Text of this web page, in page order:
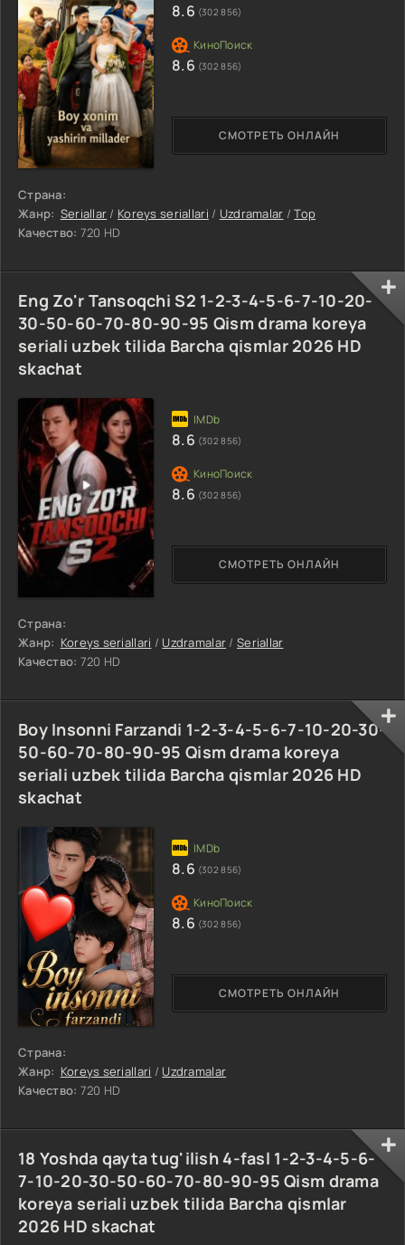
Страна:
Жанр: Seriallar / Koreys seriallari / Uzdramalar /Top
Качество: 720 HD
СМОТРЕТЬ ОНЛАЙН
8.6 (302 856)
8.6 (302 856)
Eng Zo'r Tansoqchi S2 1-2-3-4-5-6-7-10-20-
30-50-60-70-80-90-95 Qism drama koreya
seriali uzbek tilida Barcha qismlar 2026 HD
skachat
Страна:
Жанр: Koreys seriallari / Uzdramalar / Seriallar
Качество: 720 HD
СМОТРЕТЬ ОНЛАЙН
8.6 (302 856)
8.6 (302 856)
Boy Insonni Farzandi 1-2-3-4-5-6-7-10-20-30-
50-60-70-80-90-95 Qism drama koreya
seriali uzbek tilida Barcha qismlar 2026 HD
skachat
Страна:
Жанр: Koreys seriallari / Uzdramalar
Качество: 720 HD
СМОТРЕТЬ ОНЛАЙН
8.6 (302 856)
8.6 (302 856)
18 Yoshda qayta tug'ilish 4-fasl 1-2-3-4-5-6-
7-10-20-30-50-60-70-80-90-95 Qism drama
koreya seriali uzbek tilida Barcha qismlar
2026 HD skachat